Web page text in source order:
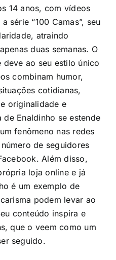
14 anos, com vídeos
série “100 Camas”, seu
atraindo
duas semanas. O
deve ao seu estilo único
combinam humor,
cotidianas,
originalidade e
Enaldinho se estende
fenômeno nas redes
de seguidores
Além disso,
loja online e já
é um exemplo de
podem levar ao
conteúdo inspira e
que o veem como um
seguido.